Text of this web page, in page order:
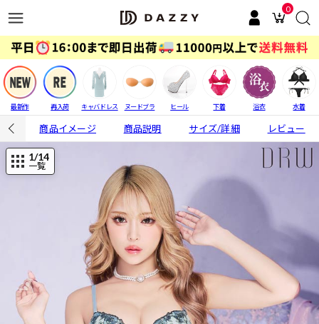
0
最新作 再入荷 キャバドレス ヌードブラ ヒール 下着 浴衣 水着
商品イメージ 商品説明 サイズ/詳細 レビュー
1/14
一覧